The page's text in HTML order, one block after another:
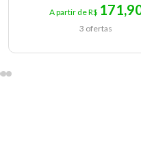
A partir de R$
3 ofertas